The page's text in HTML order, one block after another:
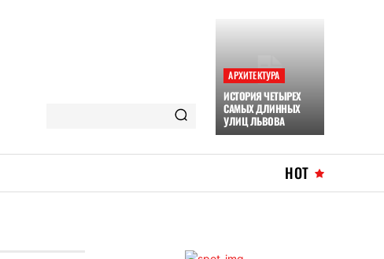
АРХИТЕКТУРА
ИСТОРИЯ ЧЕТЫРЕХ
САМЫХ ДЛИННЫХ
УЛИЦ ЛЬВОВА
HOT